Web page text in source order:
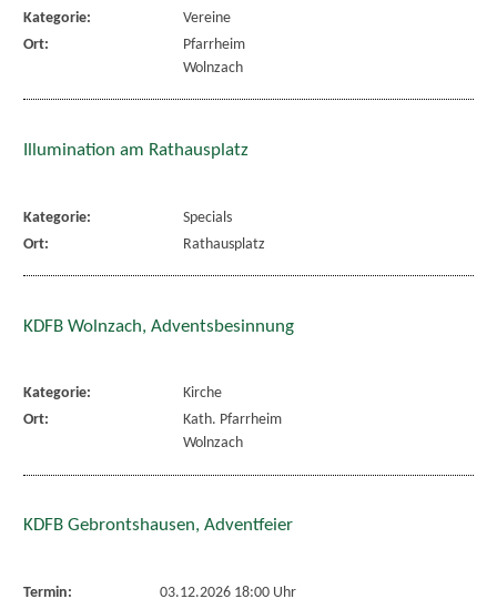
Kategorie:
Vereine
Ort:
Pfarrheim
Wolnzach
Illumination am Rathausplatz
Kategorie:
Specials
Ort:
Rathausplatz
KDFB Wolnzach, Adventsbesinnung
Kategorie:
Kirche
Ort:
Kath. Pfarrheim
Wolnzach
KDFB Gebrontshausen, Adventfeier
Termin:
03.12.2026 18:00 Uhr